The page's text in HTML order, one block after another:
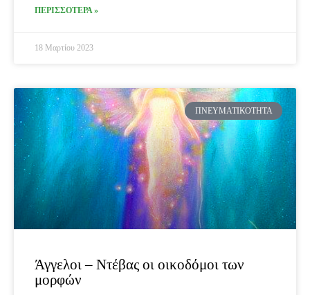
ΠΕΡΙΣΣΟΤΕΡΑ »
18 Μαρτίου 2023
ΠΝΕΥΜΑΤΙΚΌΤΗΤΑ
Άγγελοι – Ντέβας οι οικοδόμοι των
μορφών